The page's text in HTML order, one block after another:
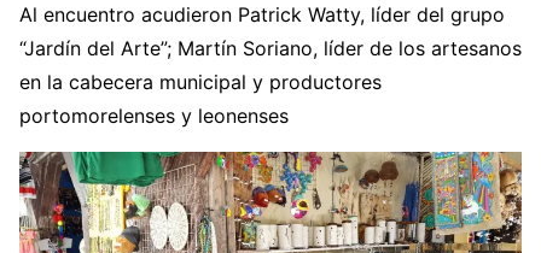
Al encuentro acudieron Patrick Watty, líder del grupo
“Jardín del Arte”; Martín Soriano, líder de los artesanos
en la cabecera municipal y productores
portomorelenses y leonenses